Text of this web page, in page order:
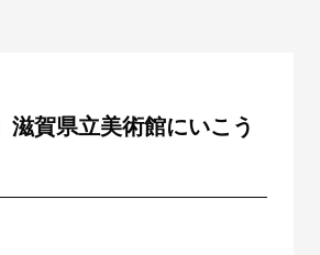
滋賀県立美術館にいこう